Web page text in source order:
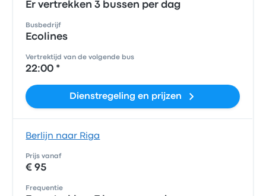
Er vertrekken 3 bussen per dag
Busbedrijf
Ecolines
Vertrektijd van de volgende bus
22:00 *
Dienstregeling en prijzen
Berlijn naar Riga
Prijs vanaf
€ 95
Frequentie